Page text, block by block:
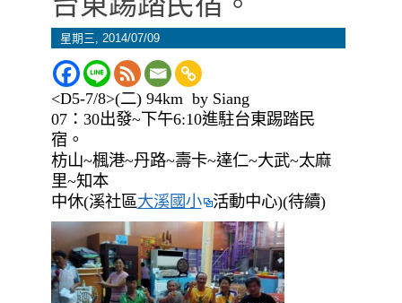
星期三, 2014/07/09
<D5-7/8>(二) 94km by Siang
07：30出發~下午6:10進駐台東踢踏民
宿。
枋山~楓港~丹路~壽卡~達仁~大武~太麻
里~知本
中休(溪社區大溪國小 活動中心)(待續)